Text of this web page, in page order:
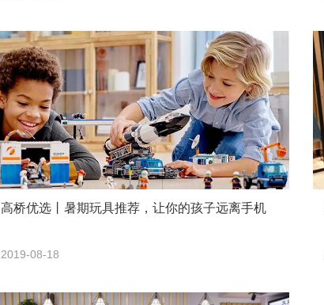
高桥优选丨暑期玩具推荐，让你的孩子远离手机
2019-08-18